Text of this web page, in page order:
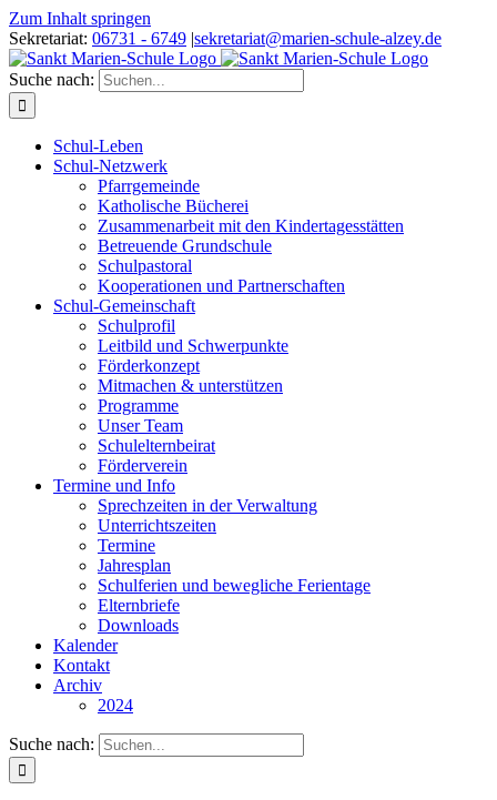
Zum Inhalt springen
Sekretariat: 06731 - 6749 |sekretariat@marien-schule-alzey.de
Suche nach:
Schul-Leben
Schul-Netzwerk
Pfarrgemeinde
Katholische Bücherei
Zusammenarbeit mit den Kindertagesstätten
Betreuende Grundschule
Schulpastoral
Kooperationen und Partnerschaften
Schul-Gemeinschaft
Schulprofil
Leitbild und Schwerpunkte
Förderkonzept
Mitmachen & unterstützen
Programme
Unser Team
Schulelternbeirat
Förderverein
Termine und Info
Sprechzeiten in der Verwaltung
Unterrichtszeiten
Termine
Jahresplan
Schulferien und bewegliche Ferientage
Elternbriefe
Downloads
Kalender
Kontakt
Archiv
2024
Suche nach: